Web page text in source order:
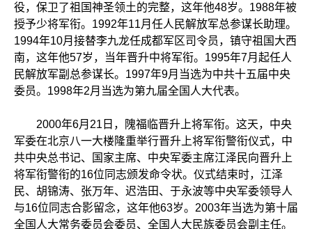
役，保卫了祖国神圣领土的完整，这年他48岁。1988年被
授予少将军衔。1992年11月任人民解放军总参谋长助理。
1994年10月接替李九龙任成都军区司令员，镇守祖国大西
南，这年他57岁，当年晋升中将军衔。1995年7月起任人
民解放军副总参谋长。1997年9月当选为中共十五届中央
委员。1998年2月当选为第九届全国人大代表。
2000年6月21日，隗福临晋升上将军衔。这天，中央
军委在北京八一大楼隆重举行晋升上将军衔警衔仪式，中
共中央总书记、国家主席、中央军委主席江泽民向晋升上
将军衔警衔的16位同志颁发命令状。仪式结束时，江泽
民、胡锦涛、张万年、迟浩田、于永波等中央军委领导人
与16位同志合影留念，这年他63岁。2003年当选为第十届
全国人大常务委员会委员、全国人大民族委员会副主任。